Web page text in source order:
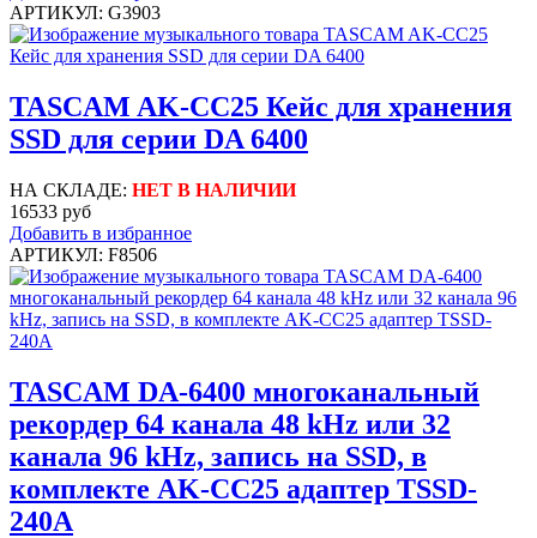
АРТИКУЛ: G3903
TASCAM AK-CC25 Кейс для хранения
SSD для серии DA 6400
НА СКЛАДЕ: НЕТ В НАЛИЧИИ
16533 руб
Добавить в избранное
АРТИКУЛ: F8506
TASCAM DA-6400 многоканальный
рекордер 64 канала 48 kHz или 32
канала 96 kHz, запись на SSD, в
комплекте AK-CC25 адаптер TSSD-
240A